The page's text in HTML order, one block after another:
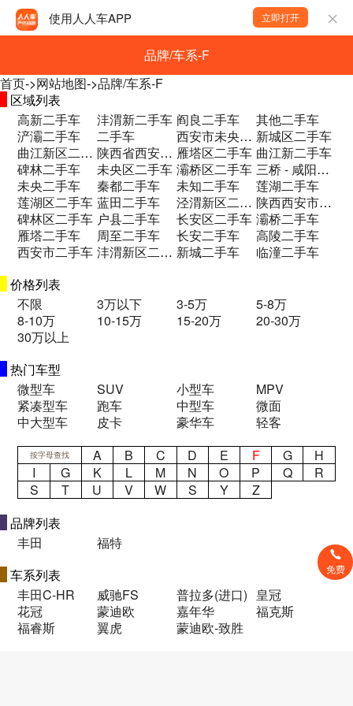
使用人人车APP 立即打开
品牌/车系-F
首页->网站地图->品牌/车系-F
区域列表
高新二手车
沣渭新二手车 阎良二手车
其他二手车
浐灞二手车
二手车 西安市未央区凤城六路135号二手车 新城区二手车
曲江新区二手车
陕西省西安市未央区沣东新城天台路12号 二手车 雁塔区二手车 曲江新二手车
碑林二手车
未央区二手车 灞桥区二手车
三桥 - 咸阳兴平兴平市东立交二手车
未央二手车
秦都二手车 未知二手车
莲湖二手车
莲湖区二手车 蓝田二手车 泾渭新区二手车
陕西西安市沣东新城公诚二手车交易市场B中二手车
碑林区二手车 户县二手车 长安区二手车 灞桥二手车
雁塔二手车
周至二手车 长安二手车
高陵二手车
西安市二手车
沣渭新区二手车 新城二手车
临潼二手车
价格列表
不限
3万以下 3-5万
5-8万
8-10万
10-15万 15-20万
20-30万
30万以上
热门车型
微型车
SUV 小型车
MPV
紧凑型车
跑车 中型车
微面
中大型车
皮卡 豪华车 轻客
按字母查找 A B C D E F G
H
I
G K L M N O P Q
R
S
T U V W S Y
Z
品牌列表
丰田
福特
车系列表
丰田C-HR
威驰FS 普拉多(进口) 皇冠
花冠
蒙迪欧 嘉年华
福克斯
福睿斯
翼虎 蒙迪欧-致胜
免费